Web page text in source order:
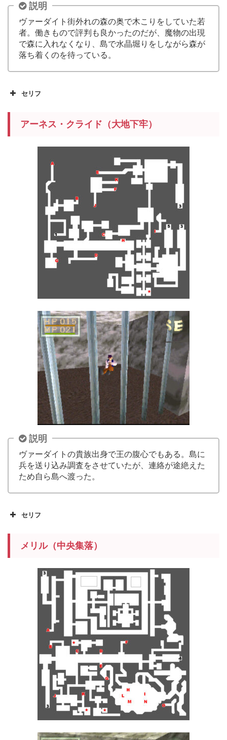
説明
ヴァーダイト街外れの森の奥で木こりをしていた若
者。働きもので評判も良かったのだが、魔物の出現
で森に入れなくなり、島で水晶堀りをしながら森が
落ち着くのを待っている。
セリフ
アーネス・クライド（大地下牢）
説明
ヴァーダイトの貴族出身で王の腹心でもある。島に
兵を送り込み調査をさせていたが、連絡が途絶えた
ため自ら島へ渡った。
セリフ
メリル（中央集落）